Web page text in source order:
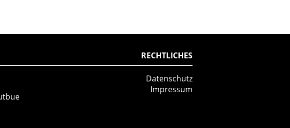
RECHTLICHES
Datenschutz
Impressum